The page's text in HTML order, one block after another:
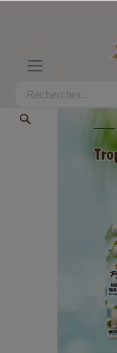
navigation
Rechercher